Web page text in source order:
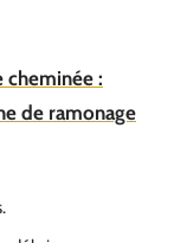
cheminée :
de ramonage